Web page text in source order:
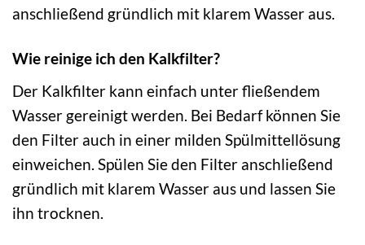
anschließend gründlich mit klarem Wasser aus.
Wie reinige ich den Kalkfilter?
Der Kalkfilter kann einfach unter fließendem
Wasser gereinigt werden. Bei Bedarf können Sie
den Filter auch in einer milden Spülmittellösung
einweichen. Spülen Sie den Filter anschließend
gründlich mit klarem Wasser aus und lassen Sie
ihn trocknen.